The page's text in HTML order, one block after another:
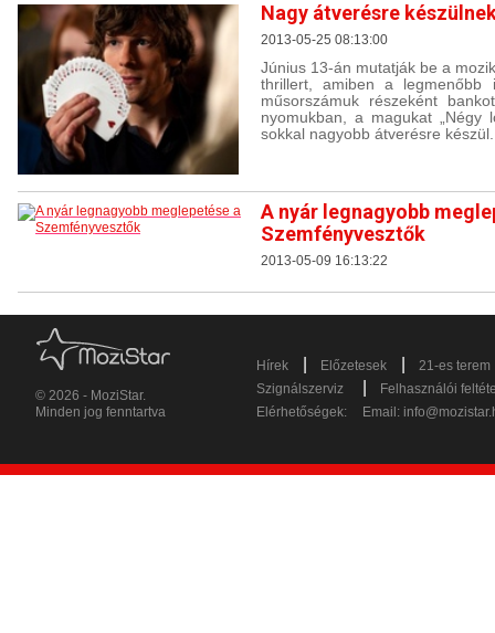
Nagy átverésre
2013-05-25 08:13:00
Június 13-án mutatják be a
thrillert, amiben a legmenőbb
műsorszámuk részeként
nyomukban, a magukat „Négy
sokkal nagyobb átverésre készül.
A nyár legnagyobb
Szemfényvesztők
2013-05-09 16:13:22
© 2026 - MoziStar.
Minden jog fenntartva
Hírek Előzetesek
21-es terem
Szignálszerviz
Felhasználói
Elérhetőségek:
Email: